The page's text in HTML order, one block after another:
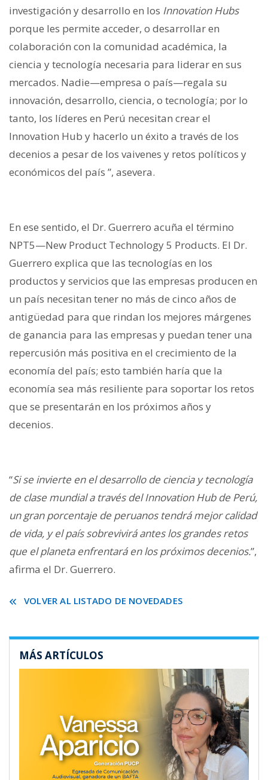
investigación y desarrollo en los Innovation Hubs
porque les permite acceder, o desarrollar en
colaboración con la comunidad académica, la
ciencia y tecnología necesaria para liderar en sus
mercados. Nadie—empresa o país—regala su
innovación, desarrollo, ciencia, o tecnología; por lo
tanto, los líderes en Perú necesitan crear el
Innovation Hub y hacerlo un éxito a través de los
decenios a pesar de los vaivenes y retos políticos y
económicos del país ”, asevera.
En ese sentido, el Dr. Guerrero acuña el término
NPT5—New Product Technology 5 Products. El Dr.
Guerrero explica que las tecnologías en los
productos y servicios que las empresas producen en
un país necesitan tener no más de cinco años de
antigüedad para que rindan los mejores márgenes
de ganancia para las empresas y puedan tener una
repercusión más positiva en el crecimiento de la
economía del país; esto también haría que la
economía sea más resiliente para soportar los retos
que se presentarán en los próximos años y
decenios.
“Si se invierte en el desarrollo de ciencia y tecnología
de clase mundial a través del Innovation Hub de Perú,
un gran porcentaje de peruanos tendrá mejor calidad
de vida, y el país sobrevivirá antes los grandes retos
que el planeta enfrentará en los próximos decenios.”,
afirma el Dr. Guerrero.
VOLVER AL LISTADO DE NOVEDADES
MÁS ARTÍCULOS